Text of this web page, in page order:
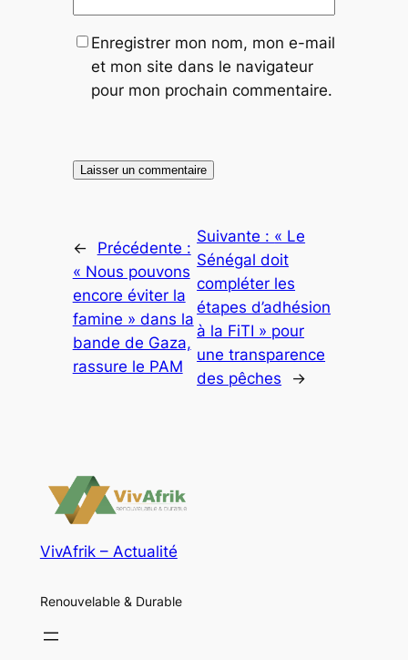
Enregistrer mon nom, mon e-mail
et mon site dans le navigateur
pour mon prochain commentaire.
←
Précédente :
« Nous pouvons
encore éviter la
famine » dans la
bande de Gaza,
rassure le PAM
Suivante : « Le
Sénégal doit
compléter les
étapes d’adhésion
à la FiTI » pour
une transparence
des pêches
→
VivAfrik – Actualité
Renouvelable & Durable